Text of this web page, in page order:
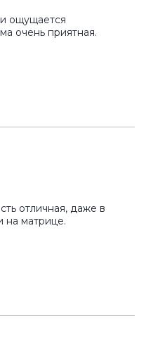
ощущается
очень приятная.
отличная, даже в
на матрице.